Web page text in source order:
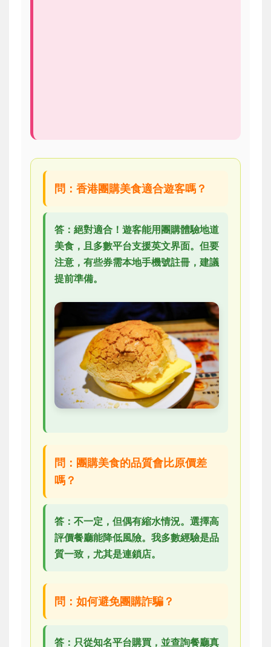
問：香港團購美食適合遊客嗎？
答：絕對適合！遊客能用團購體驗地道
美食，且多數平台支援英文界面。但要
注意，有些券需本地手機號註冊，建議
提前準備。
問：團購美食的品質會比原價差
嗎？
答：不一定，但偶有縮水情況。選擇高
評價餐廳能降低風險。我多數經驗是品
質一致，尤其是連鎖店。
問：如何避免團購詐騙？
答：只從知名平台購買，並查詢餐廳真